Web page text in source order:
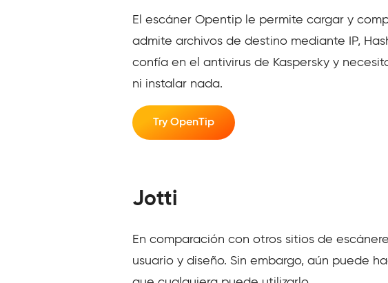
El escáner Opentip le permite cargar y
admite archivos de destino mediante IP,
confía en el antivirus de Kaspersky y
ni instalar nada.
Try OpenTip
Jotti
En comparación con otros sitios de
usuario y diseño. Sin embargo, aún puede